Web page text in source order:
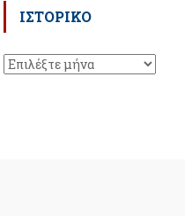
ΙΣΤΟΡΙΚΌ
Ιστορικό